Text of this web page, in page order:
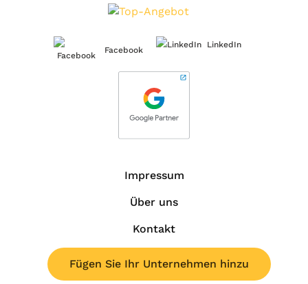
Facebook
LinkedIn
Impressum
Über uns
Kontakt
Fügen Sie Ihr Unternehmen hinzu